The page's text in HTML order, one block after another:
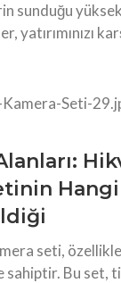
sunduğu
yatırımınızı
seti,
sahiptir. Bu set,